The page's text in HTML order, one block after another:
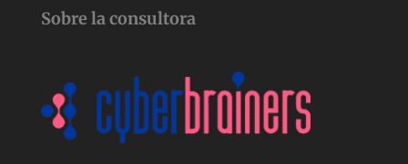
Sobre la consultora